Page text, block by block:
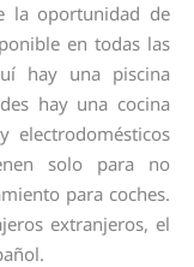
la oportunidad de
en todas las
hay una piscina
hay una cocina
electrodomésticos
solo para no
para coches.
extranjeros, el